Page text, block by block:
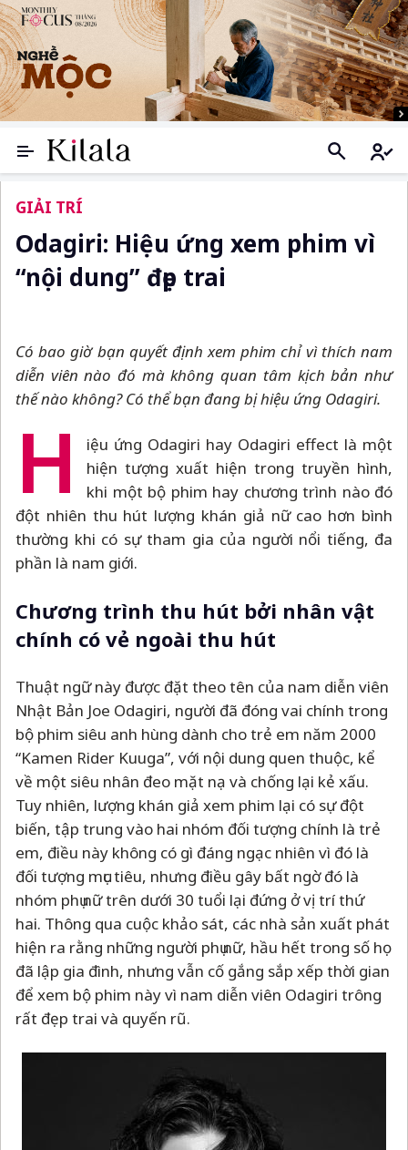
GIẢI TRÍ
Odagiri: Hiệu ứng xem phim vì
“nội dung” đẹp trai
Có bao giờ bạn quyết định xem phim chỉ vì thích nam
diễn viên nào đó mà không quan tâm kịch bản như
thế nào không? Có thể bạn đang bị hiệu ứng Odagiri.
H
iệu ứng Odagiri hay Odagiri effect là một
hiện tượng xuất hiện trong truyền hình,
khi một bộ phim hay chương trình nào đó
đột nhiên thu hút lượng khán giả nữ cao hơn bình
thường khi có sự tham gia của người nổi tiếng, đa
phần là nam giới.
Chương trình thu hút bởi nhân vật
chính có vẻ ngoài thu hút
Thuật ngữ này được đặt theo tên của nam diễn viên
Nhật Bản Joe Odagiri, người đã đóng vai chính trong
bộ phim siêu anh hùng dành cho trẻ em năm 2000
“Kamen Rider Kuuga”, với nội dung quen thuộc, kể
về một siêu nhân đeo mặt nạ và chống lại kẻ xấu.
Tuy nhiên, lượng khán giả xem phim lại có sự đột
biến, tập trung vào hai nhóm đối tượng chính là trẻ
em, điều này không có gì đáng ngạc nhiên vì đó là
đối tượng mục tiêu, nhưng điều gây bất ngờ đó là
nhóm phụ nữ trên dưới 30 tuổi lại đứng ở vị trí thứ
hai. Thông qua cuộc khảo sát, các nhà sản xuất phát
hiện ra rằng những người phụ nữ, hầu hết trong số họ
đã lập gia đình, nhưng vẫn cố gắng sắp xếp thời gian
để xem bộ phim này vì nam diễn viên Odagiri trông
rất đẹp trai và quyến rũ.